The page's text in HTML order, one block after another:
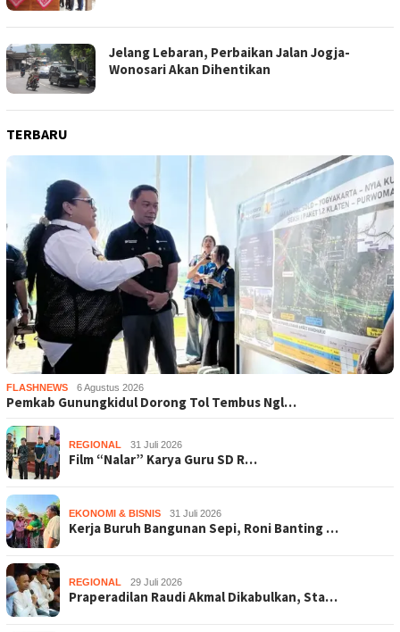
Jelang Lebaran, Perbaikan Jalan Jogja-
Wonosari Akan Dihentikan
TERBARU
FLASHNEWS 6 Agustus 2026
Pemkab Gunungkidul Dorong Tol Tembus Ngl…
REGIONAL 31 Juli 2026
Film “Nalar” Karya Guru SD R…
EKONOMI & BISNIS 31 Juli 2026
Kerja Buruh Bangunan Sepi, Roni Banting …
REGIONAL 29 Juli 2026
Praperadilan Raudi Akmal Dikabulkan, Sta…